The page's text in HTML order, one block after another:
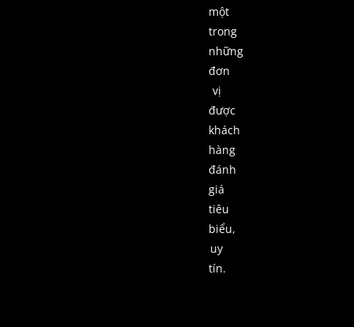
một
trong
những
đơn
vị
được
khách
hàng
đánh
giá
tiêu
biểu,
uy
tín.